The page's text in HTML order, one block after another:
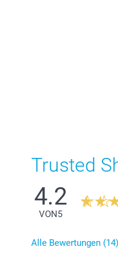
Trusted
4.2
VON5
Alle Bewertungen (14)